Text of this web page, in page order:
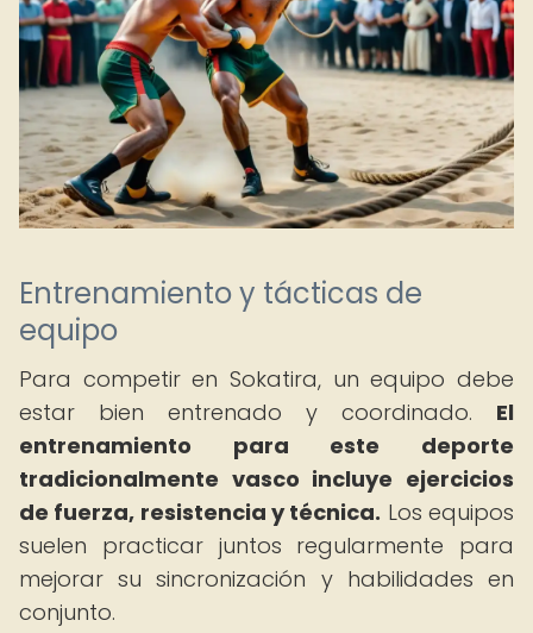
Entrenamiento y tácticas de
equipo
Para competir en Sokatira, un equipo debe
estar bien entrenado y coordinado. El
entrenamiento para este deporte
tradicionalmente vasco incluye ejercicios
de fuerza, resistencia y técnica. Los equipos
suelen practicar juntos regularmente para
mejorar su sincronización y habilidades en
conjunto.